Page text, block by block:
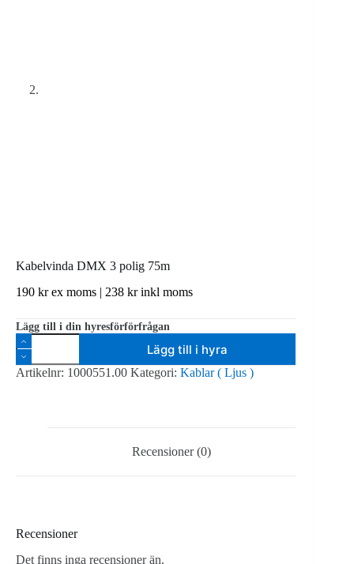
Kabelvinda DMX 3 polig 75m
190 krex moms | 238 krinkl moms
Lägg till i din hyresförförfrågan
Kabelvinda
DMX
3
polig
Lägg till i hyra
Artikelnr: 1000551.00 Kategori: Kablar ( Ljus )
Recensioner (0)
Recensioner
Det finns inga recensioner än.